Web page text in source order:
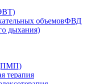
объемовФВД
дыхания)
(ПМП)
терапия